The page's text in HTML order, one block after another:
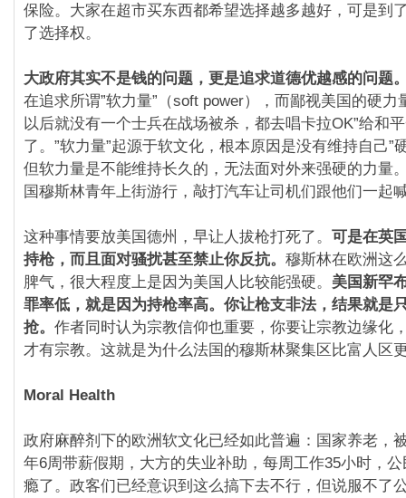
保险。大家在超市买东西都希望选择越多越好，可是到
了选择权。
大政府其实不是钱的问题，更是追求道德优越感的问题
在追求所谓”软力量”（soft power），而鄙视美国的硬力
以后就没有一个士兵在战场被杀，都去唱卡拉OK”给和
了。”软力量”起源于软文化，根本原因是没有维持自己”
但软力量是不能维持长久的，无法面对外来强硬的力量
国穆斯林青年上街游行，敲打汽车让司机们跟他们一起
这种事情要放美国德州，早让人拔枪打死了。 可是在英
持枪，而且面对骚扰甚至禁止你反抗。 穆斯林在欧洲这
脾气，很大程度上是因为美国人比较能强硬。 美国新罕
罪率低，就是因为持枪率高。你让枪支非法，结果就是
抢。 作者同时认为宗教信仰也重要，你要让宗教边缘化
才有宗教。这就是为什么法国的穆斯林聚集区比富人区
Moral Health
政府麻醉剂下的欧洲软文化已经如此普遍：国家养老，
年6周带薪假期，大方的失业补助，每周工作35小时，
瘾了。政客们已经意识到这么搞下去不行，但说服不了